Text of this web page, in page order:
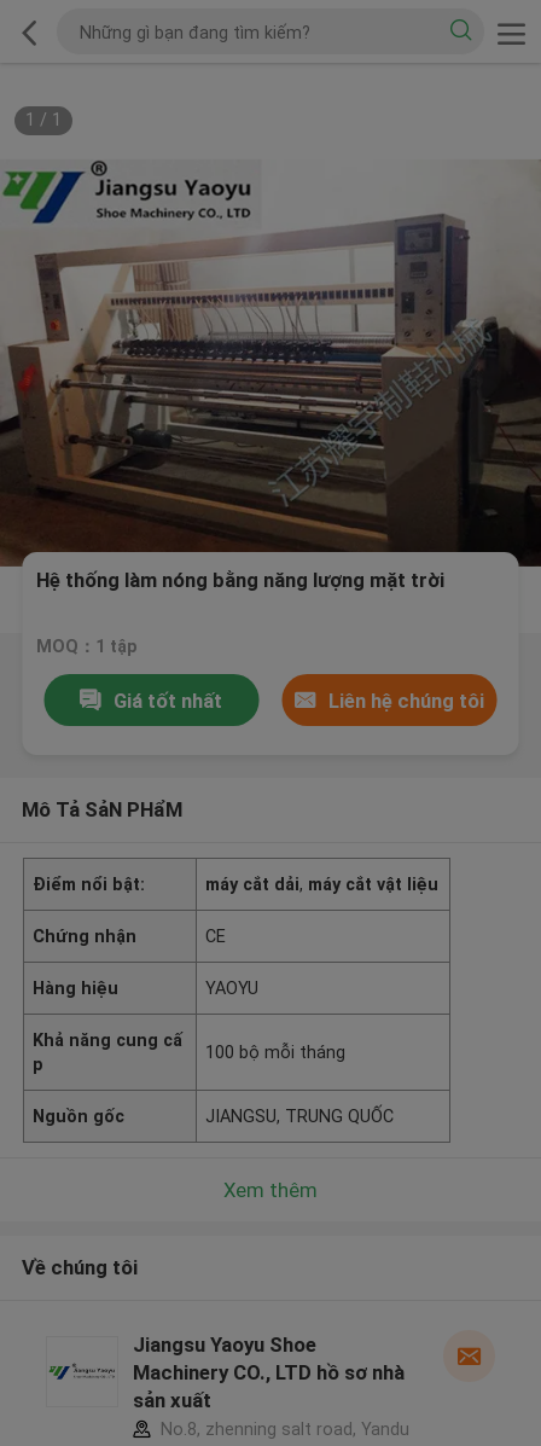
1 / 1
Hệ thống làm nóng bằng năng lượng mặt trời
MOQ：1 tập
Giá tốt nhất Liên hệ chúng tôi
Mô Tả SảN PHẩM
Điểm nổi bật: máy cắt dải, máy cắt vật liệu
Chứng nhận CE
Hàng hiệu YAOYU
Khả năng cung cấ
p
100 bộ mỗi tháng
Nguồn gốc JIANGSU, TRUNG QUỐC
Xem thêm
Về chúng tôi
Jiangsu Yaoyu Shoe
Machinery CO., LTD hồ sơ nhà
sản xuất
No.8, zhenning salt road, Yandu